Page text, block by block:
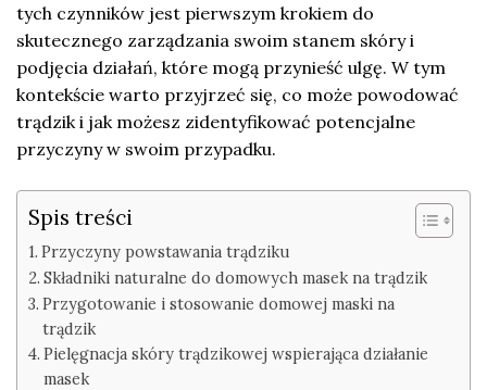
tych czynników jest pierwszym krokiem do
skutecznego zarządzania swoim stanem skóry i
podjęcia działań, które mogą przynieść ulgę. W tym
kontekście warto przyjrzeć się, co może powodować
trądzik i jak możesz zidentyfikować potencjalne
przyczyny w swoim przypadku.
Spis treści
Przyczyny powstawania trądziku
Składniki naturalne do domowych masek na trądzik
Przygotowanie i stosowanie domowej maski na
trądzik
Pielęgnacja skóry trądzikowej wspierająca działanie
masek